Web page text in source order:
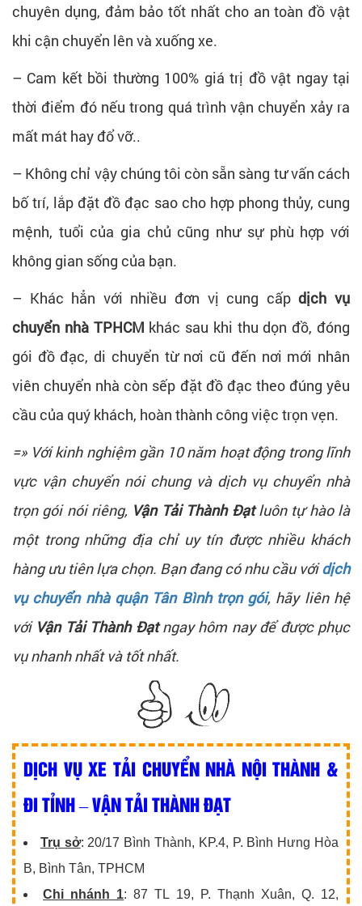
chuyên dụng, đảm bảo tốt nhất cho an toàn đồ vật
khi cận chuyển lên và xuống xe.
– Cam kết bồi thường 100% giá trị đồ vật ngay tại
thời điểm đó nếu trong quá trình vận chuyển xảy ra
mất mát hay đổ vỡ..
– Không chỉ vậy chúng tôi còn sẵn sàng tư vấn cách
bố trí, lắp đặt đồ đạc sao cho hợp phong thủy, cung
mệnh, tuổi của gia chủ cũng như sự phù hợp với
không gian sống của bạn.
– Khác hẳn với nhiều đơn vị cung cấpdịch vụ
chuyển nhà TPHCM khác sau khi thu dọn đồ, đóng
gói đồ đạc, di chuyển từ nơi cũ đến nơi mới nhân
viên chuyển nhà còn sếp đặt đồ đạc theo đúng yêu
cầu của quý khách, hoàn thành công việc trọn vẹn.
=» Với kinh nghiệm gần 10 năm hoạt động trong lĩnh
vực vận chuyển nói chung và dịch vụ chuyển nhà
trọn gói nói riêng, Vận Tải Thành Đạtluôn tự hào là
một trong những địa chỉ uy tín được nhiều khách
hàng ưu tiên lựa chọn. Bạn đang có nhu cầu vớidịch
vụ chuyển nhà quận Tân Bình trọn gói, hãy liên hệ
với Vận Tải Thành Đạtngay hôm nay để được phục
vụ nhanh nhất và tốt nhất.
DỊCH VỤ XE TẢI CHUYỂN NHÀ NỘI THÀNH &
ĐI TỈNH – VẬN TẢI THÀNH ĐẠT
Trụ sở: 20/17 Bình Thành, KP.4, P. Bình Hưng Hòa
B, Bình Tân, TPHCM
Chi nhánh 1: 87 TL 19, P. Thạnh Xuân, Q. 12,